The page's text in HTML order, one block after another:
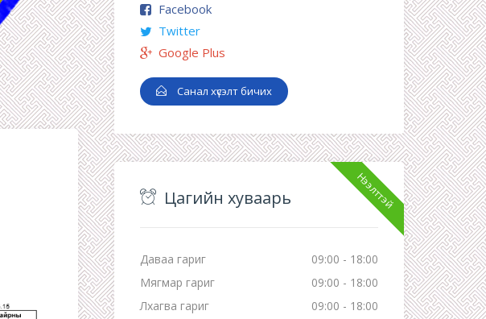
Facebook
Twitter
Google Plus
Санал хүсэлт бичих
Нээлттэй
Цагийн хуваарь
Даваа гариг
09:00 - 18:00
Мягмар гариг
09:00 - 18:00
Лхагва гариг
09:00 - 18:00